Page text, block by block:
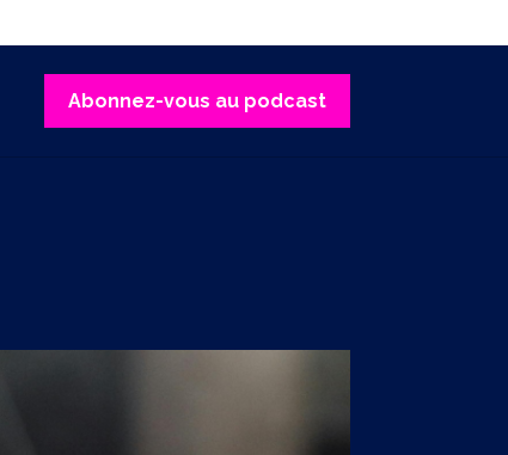
Abonnez-vous au podcast